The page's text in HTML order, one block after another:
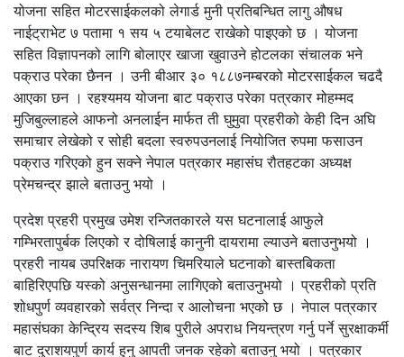
योजना सहित मोटरसाईकलको लेगार्ड मुनी प्रतिबन्धित लागु औषध
नाईट्राभेट ७ पतामा १ सय ५ टयाबेलट राखेको पाइएको छ । योजना
सहित विज्ञापनको लागि बोलाएर खाजा खुवाउने होटलका संचालक भने
पक्राउ परेका छैनन । उनी बीआर ३० १८८७नम्बरको मोटरसाईकल चढदै
आएका छन । रहश्यमय योजना बाट पक्राउ परेका पत्रकार मोहम्मद
मुजिबुल्लाहले आफनो अनलाईन मार्फत ती घुमुवा प्रहरीको केही दिन अघि
समाचार लेखेको र सोही बदला स्वरुपउनलाई नियोजित रुपमा फसाउन
पक्राउ गरिएको हुन सक्ने नेपाल पत्रकार महासंघ रौतहटका अध्यक्ष
प्रेमचन्द्र झाले बताउनु भयो ।
प्रदेश प्रहरी प्रमुख उमेश रन्जितकारले यस घटनालाई आफुले
गम्भिरतापुर्बक लिएको र दोषिलाई कानुनी दायरामा ल्याउने बताउनुभयो ।
प्रहरी नायब उपरिक्षक नारायण चिमरियाले घटनाको बास्तबिकता
बाहिरिएपछि यस्को अनुसन्धानमा लागिएको बताउनुभयो । प्रहरीको प्रति
शोधपुर्ण व्यवहारको सर्वत्र निन्दा र आलोचना भएको छ । नेपाल पत्रकार
महासंघका केन्द्रिय सदस्य शिब पुरीले अपराध नियन्त्रण गर्नु पर्ने सुरक्षाकर्मी
बाट दुराशयपुर्ण कार्य हुनु आपती जनक रहेको बताउनु भयो । पत्रकार